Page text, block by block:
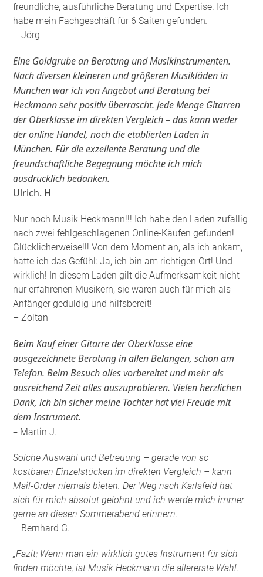
freundliche, ausführliche Beratung und Expertise. Ich
habe mein Fachgeschäft für 6 Saiten gefunden.
– Jörg
Eine Goldgrube an Beratung und Musikinstrumenten.
Nach diversen kleineren und größeren Musikläden in
München war ich von Angebot und Beratung bei
Heckmann sehr positiv überrascht. Jede Menge Gitarren
der Oberklasse im direkten Vergleich – das kann weder
der online Handel, noch die etablierten Läden in
München. Für die exzellente Beratung und die
freundschaftliche Begegnung möchte ich mich
ausdrücklich bedanken.
Ulrich. H
Nur noch Musik Heckmann!!! Ich habe den Laden zufällig
nach zwei fehlgeschlagenen Online-Käufen gefunden!
Glücklicherweise!!! Von dem Moment an, als ich ankam,
hatte ich das Gefühl: Ja, ich bin am richtigen Ort! Und
wirklich! In diesem Laden gilt die Aufmerksamkeit nicht
nur erfahrenen Musikern, sie waren auch für mich als
Anfänger geduldig und hilfsbereit!
– Zoltan
Beim Kauf einer Gitarre der Oberklasse eine
ausgezeichnete Beratung in allen Belangen, schon am
Telefon. Beim Besuch alles vorbereitet und mehr als
ausreichend Zeit alles auszuprobieren. Vielen herzlichen
Dank, ich bin sicher meine Tochter hat viel Freude mit
dem Instrument.
– Martin J.
Solche Auswahl und Betreuung – gerade von so
kostbaren Einzelstücken im direkten Vergleich – kann
Mail-Order niemals bieten. Der Weg nach Karlsfeld hat
sich für mich absolut gelohnt und ich werde mich immer
gerne an diesen Sommerabend erinnern.
– Bernhard G.
„Fazit: Wenn man ein wirklich gutes Instrument für sich
finden möchte, ist Musik Heckmann die allererste Wahl.